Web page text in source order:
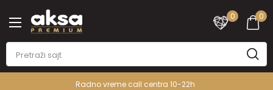
0
0
Radno vreme call centra 10-22h